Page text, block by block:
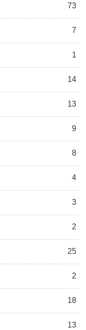
73
7
1
14
13
9
8
4
3
2
25
2
18
13